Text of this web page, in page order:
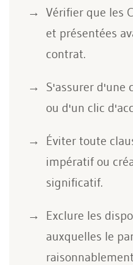
Vérifier que les
et présentées
contrat.
S'assurer d'une
ou d'un clic
Éviter toute
impératif ou
significatif.
Exclure les
auxquelles le